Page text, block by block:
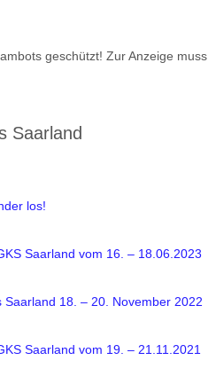
geschützt! Zur Anzeige muss
Saarland
los!
Saarland vom 16. – 18.06.2023
18. – 20. November 2022
Saarland vom 19. – 21.11.2021